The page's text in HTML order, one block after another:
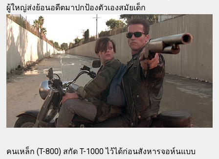
ผู้ใหญ่ส่งย้อนอดีตมาปกป้องตัวเองสมัยเด็ก
คนเหล็ก (T-800) สกัด T-1000 ไว้ได้ก่อนสังหารจอห์นแบบ